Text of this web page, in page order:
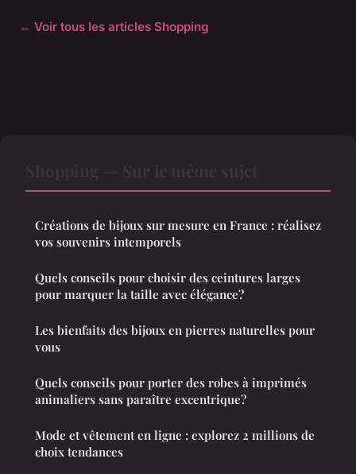
← Voir tous les articles Shopping
Créations de bijoux sur mesure en France : réalisez
vos souvenirs intemporels
Quels conseils pour choisir des ceintures larges
pour marquer la taille avec élégance?
Les bienfaits des bijoux en pierres naturelles pour
vous
Quels conseils pour porter des robes à imprimés
animaliers sans paraître excentrique?
Mode et vêtement en ligne : explorez 2 millions de
choix tendances